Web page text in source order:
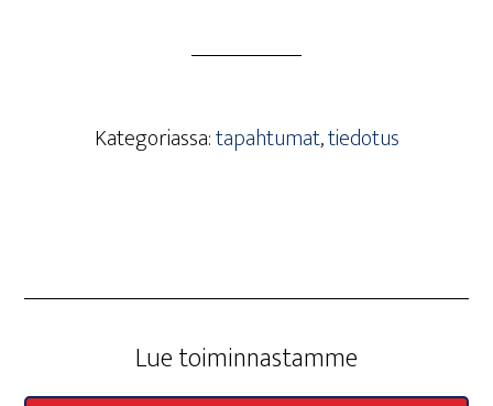
Kategoriassa:tapahtumat,tiedotus
Lue toi­min­nas­tam­me